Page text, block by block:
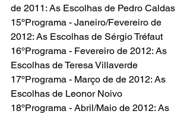
de 2011: As Escolhas de Pedro Caldas
15ºPrograma - Janeiro/Fevereiro de
2012: As Escolhas de Sérgio Tréfaut
16ºPrograma - Fevereiro de 2012: As
Escolhas de Teresa Villaverde
17ºPrograma - Março de de 2012: As
Escolhas de Leonor Noivo
18ºPrograma - Abril/Maio de 2012: As